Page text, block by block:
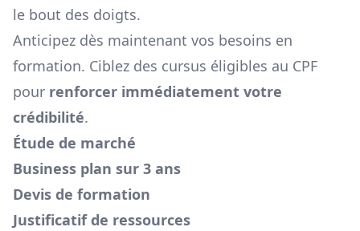
le bout des doigts.
Anticipez dès maintenant vos besoins en
formation. Ciblez des cursus éligibles au CPF
pour renforcer immédiatement votre
crédibilité.
Étude de marché
Business plan sur 3 ans
Devis de formation
Justificatif de ressources